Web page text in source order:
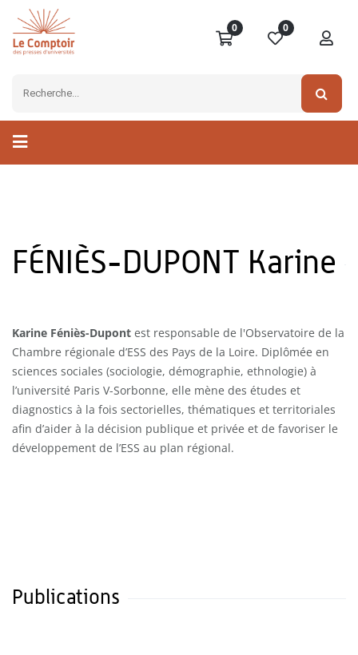
0 0
FÉNIÈS-DUPONT Karine
Karine Féniès-Dupont est responsable de l'Observatoire de la
Chambre régionale d’ESS des Pays de la Loire. Diplômée en
sciences sociales (sociologie, démographie, ethnologie) à
l’université Paris V-Sorbonne, elle mène des études et
diagnostics à la fois sectorielles, thématiques et territoriales
afin d’aider à la décision publique et privée et de favoriser le
développement de l’ESS au plan régional.
Publications